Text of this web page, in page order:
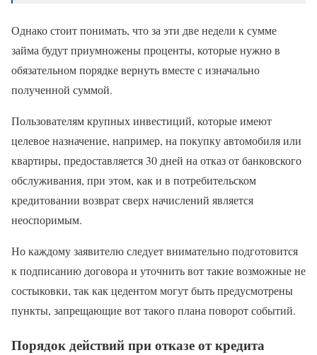
Однако стоит понимать, что за эти две недели к сумме
займа будут приумножены проценты, которые нужно в
обязательном порядке вернуть вместе с изначально
полученной суммой.
Пользователям крупных инвестиций, которые имеют
целевое назначение, например, на покупку автомобиля или
квартиры, предоставляется 30 дней на отказ от банковского
обслуживания, при этом, как и в потребительском
кредитовании возврат сверх начислений является
неоспоримым.
Но каждому заявителю следует внимательно подготовится
к подписанию договора и уточнить вот такие возможные не
состыковки, так как цедентом могут быть предусмотрены
пункты, запрещающие вот такого плана поворот событий.
Порядок действий при отказе от кредита